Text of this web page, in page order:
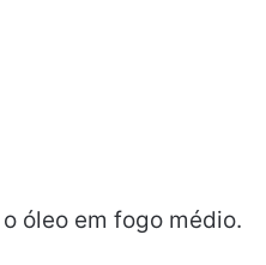
óleo em fogo médio.